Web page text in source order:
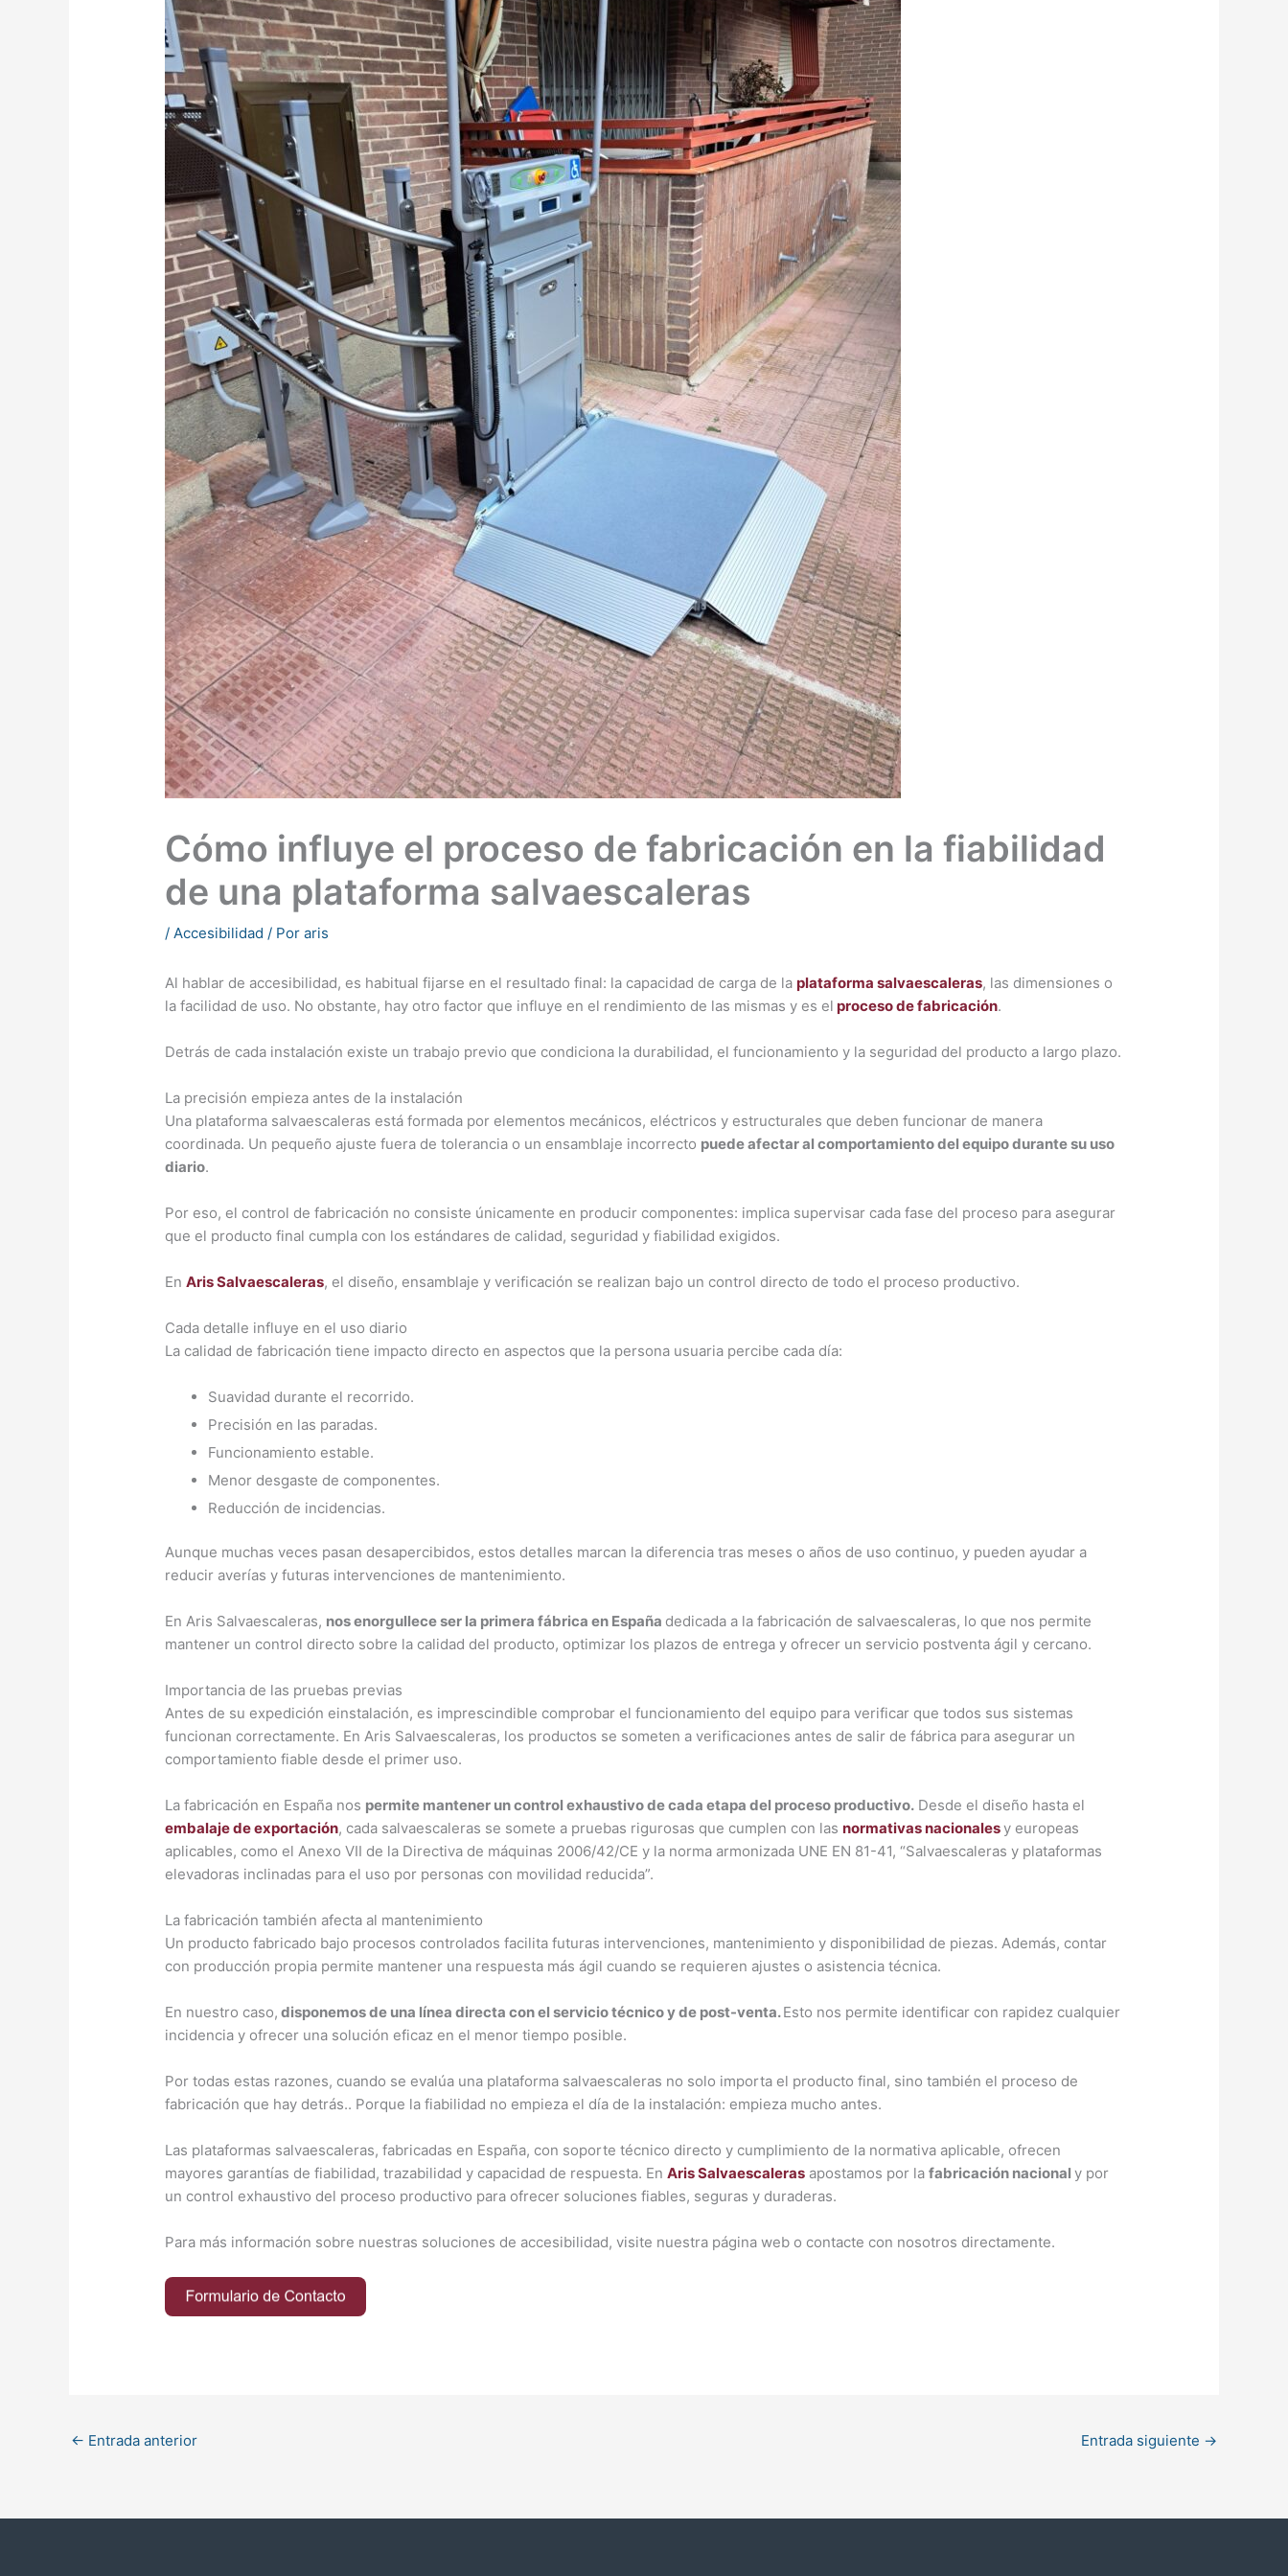
Cómo influye el proceso de fabricación en la fiabilidad
de una plataforma salvaescaleras
/ Accesibilidad / Poraris
Al hablar de accesibilidad, es habitual fijarse en el resultado final: la capacidad de carga de laplataforma salvaescaleras, las dimensiones o
la facilidad de uso. No obstante, hay otro factor que influye en el rendimiento de las mismas y es el proceso de fabricación.
Detrás de cada instalación existe un trabajo previo que condiciona la durabilidad, el funcionamiento y la seguridad del producto a largo plazo.
La precisión empieza antes de la instalación
Una plataforma salvaescaleras está formada por elementos mecánicos, eléctricos y estructurales que deben funcionar de manera
coordinada. Un pequeño ajuste fuera de tolerancia o un ensamblaje incorrecto puede afectar al comportamiento del equipo durante su uso
diario.
Por eso, el control de fabricación no consiste únicamente en producir componentes: implica supervisar cada fase del proceso para asegurar
que el producto final cumpla con los estándares de calidad, seguridad y fiabilidad exigidos.
EnAris Salvaescaleras, el diseño, ensamblaje y verificación se realizan bajo un control directo de todo el proceso productivo.
Cada detalle influye en el uso diario
La calidad de fabricación tiene impacto directo en aspectos que la persona usuaria percibe cada día:
Suavidad durante el recorrido.
Precisión en las paradas.
Funcionamiento estable.
Menor desgaste de componentes.
Reducción de incidencias.
Aunque muchas veces pasan desapercibidos, estos detalles marcan la diferencia tras meses o años de uso continuo, y pueden ayudar a
reducir averías y futuras intervenciones de mantenimiento.
En Aris Salvaescaleras, nos enorgullece ser la primera fábrica en España dedicada a la fabricación de salvaescaleras, lo que nos permite
mantener un control directo sobre la calidad del producto, optimizar los plazos de entrega y ofrecer un servicio postventa ágil y cercano.
Importancia de las pruebas previas
Antes de su expedición einstalación, es imprescindible comprobar el funcionamiento del equipo para verificar que todos sus sistemas
funcionan correctamente. En Aris Salvaescaleras, los productos se someten a verificaciones antes de salir de fábrica para asegurar un
comportamiento fiable desde el primer uso.
La fabricación en España nos permite mantener un control exhaustivo de cada etapa del proceso productivo. Desde el diseño hasta el
embalaje de exportación, cada salvaescaleras se somete a pruebas rigurosas que cumplen con lasnormativas nacionalesy europeas
aplicables, como el Anexo VII de la Directiva de máquinas 2006/42/CE y la norma armonizada UNE EN 81-41, “Salvaescaleras y plataformas
elevadoras inclinadas para el uso por personas con movilidad reducida”.
La fabricación también afecta al mantenimiento
Un producto fabricado bajo procesos controlados facilita futuras intervenciones, mantenimiento y disponibilidad de piezas. Además, contar
con producción propia permite mantener una respuesta más ágil cuando se requieren ajustes o asistencia técnica.
En nuestro caso, disponemos de una línea directa con el servicio técnico y de post-venta.Esto nos permite identificar con rapidez cualquier
incidencia y ofrecer una solución eficaz en el menor tiempo posible.
Por todas estas razones, cuando se evalúa una plataforma salvaescaleras no solo importa el producto final, sino también el proceso de
fabricación que hay detrás.. Porque la fiabilidad no empieza el día de la instalación: empieza mucho antes.
Las plataformas salvaescaleras, fabricadas en España, con soporte técnico directo y cumplimiento de la normativa aplicable, ofrecen
mayores garantías de fiabilidad, trazabilidad y capacidad de respuesta. En Aris Salvaescaleras apostamos por lafabricación nacionaly por
un control exhaustivo del proceso productivo para ofrecer soluciones fiables, seguras y duraderas.
Para más información sobre nuestras soluciones de accesibilidad, visite nuestra página web o contacte con nosotros directamente.
← Entrada anterior Entrada siguiente →